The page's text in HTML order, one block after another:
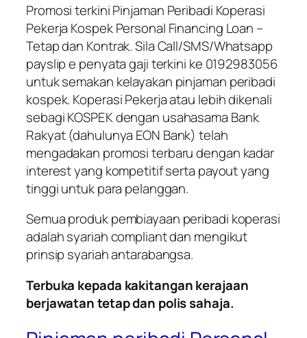
Promosi terkiniPinjaman Peribadi Koperasi
Pekerja Kospek Personal Financing Loan –
Tetap dan Kontrak. Sila Call/SMS/Whatsapp
payslip e penyata gaji terkini ke 0192983056
untuk semakan kelayakan pinjaman peribadi
kospek. Koperasi Pekerja atau lebih dikenali
sebagi KOSPEK dengan usahasama Bank
Rakyat (dahulunya EON Bank) telah
mengadakan promosi terbaru dengan kadar
interest yang kompetitif serta payout yang
tinggi untuk para pelanggan.
Semua produk pembiayaan peribadi koperasi
adalah syariah compliant dan mengikut
prinsip syariah antarabangsa.
Terbuka kepada kakitangan kerajaan
berjawatan tetap dan polis sahaja.